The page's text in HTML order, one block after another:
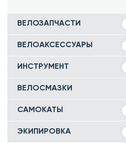
ВЕЛОЗАПЧАСТИ
ВЕЛОАКСЕССУАРЫ
ИНСТРУМЕНТ
ВЕЛОСМАЗКИ
САМОКАТЫ
ЭКИПИРОВКА